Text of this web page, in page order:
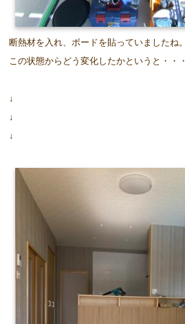
断熱材を入れ、ボードを貼っていましたね。
この状態からどう変化したかというと・・・
↓
↓
↓